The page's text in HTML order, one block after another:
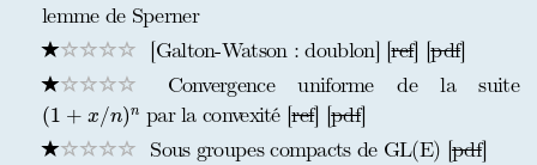
lemme de Sperner
[Galton-Watson : doublon] [ref] [pdf]
Convergence uniforme de la suite
(1 + x/n)n
(1 + n n par la convexité [ref] [pdf]
Sous groupes compacts de GL(E) [pdf]